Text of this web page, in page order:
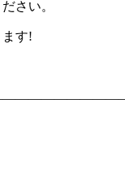
さい。
す!